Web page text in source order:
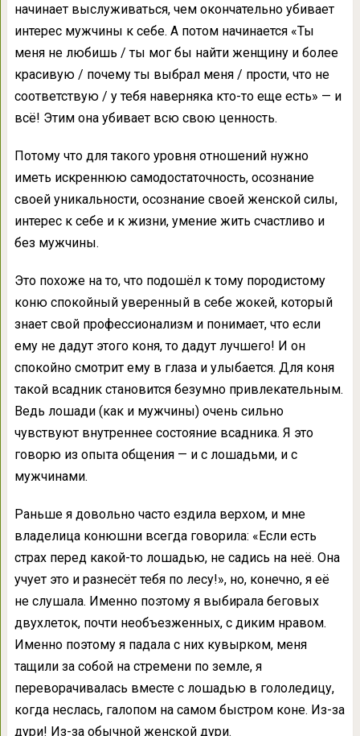
начинает выслуживаться, чем окончательно убивает
интерес мужчины к себе. А потом начинается «Ты
меня не любишь / ты мог бы найти женщину и более
красивую / почему ты выбрал меня / прости, что не
соответствую / у тебя наверняка кто-то еще есть» — и
всё! Этим она убивает всю свою ценность.
Потому что для такого уровня отношений нужно
иметь искреннюю самодостаточность, осознание
своей уникальности, осознание своей женской силы,
интерес к себе и к жизни, умение жить счастливо и
без мужчины.
Это похоже на то, что подошёл к тому породистому
коню спокойный уверенный в себе жокей, который
знает свой профессионализм и понимает, что если
ему не дадут этого коня, то дадут лучшего! И он
спокойно смотрит ему в глаза и улыбается. Для коня
такой всадник становится безумно привлекательным.
Ведь лошади (как и мужчины) очень сильно
чувствуют внутреннее состояние всадника. Я это
говорю из опыта общения — и с лошадьми, и с
мужчинами.
Раньше я довольно часто ездила верхом, и мне
владелица конюшни всегда говорила: «Если есть
страх перед какой-то лошадью, не садись на неё. Она
учует это и разнесёт тебя по лесу!», но, конечно, я её
не слушала. Именно поэтому я выбирала беговых
двухлеток, почти необъезженных, с диким нравом.
Именно поэтому я падала с них кувырком, меня
тащили за собой на стремени по земле, я
переворачивалась вместе с лошадью в гололедицу,
когда неслась, галопом на самом быстром коне. Из-за
дури! Из-за обычной женской дури.